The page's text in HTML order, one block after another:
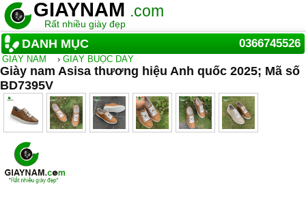
GIAYNAM .com
Rất nhiều giày đẹp
DANH MỤC 0366745526
GIẦY NAM › GIÀY BUỘC DÂY
Giày nam Asisa thương hiệu Anh quốc 2025; Mã số
BD7395V